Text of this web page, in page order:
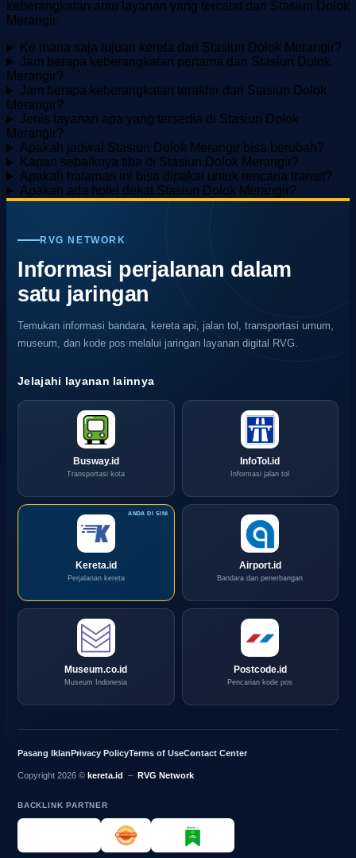
keberangkatan atau layanan yang tercatat dari Stasiun Dolok
Merangir.
Ke mana saja tujuan kereta dari Stasiun Dolok Merangir?
Jam berapa keberangkatan pertama dari Stasiun Dolok
Merangir?
Jam berapa keberangkatan terakhir dari Stasiun Dolok
Merangir?
Jenis layanan apa yang tersedia di Stasiun Dolok
Merangir?
Apakah jadwal Stasiun Dolok Merangir bisa berubah?
Kapan sebaiknya tiba di Stasiun Dolok Merangir?
Apakah halaman ini bisa dipakai untuk rencana transit?
Apakah ada hotel dekat Stasiun Dolok Merangir?
RVG NETWORK
Informasi perjalanan dalam
satu jaringan
Temukan informasi bandara, kereta api, jalan tol, transportasi umum,
museum, dan kode pos melalui jaringan layanan digital RVG.
Jelajahi layanan lainnya
Busway.id
Transportasi kota
InfoTol.id
Informasi jalan tol
Kereta.id
Perjalanan kereta
Airport.id
Bandara dan penerbangan
Museum.co.id
Museum Indonesia
Postcode.id
Pencarian kode pos
Pasang Iklan Privacy PolicyTerms of UseContact Center
Copyright 2026 © kereta.id – RVG Network
BACKLINK PARTNER